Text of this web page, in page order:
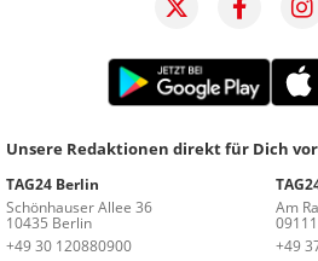
Unsere Redaktionen direkt für Dich
TAG24 Berlin
Schönhauser Allee 36
10435 Berlin
+49 30 120880900
Am
+49